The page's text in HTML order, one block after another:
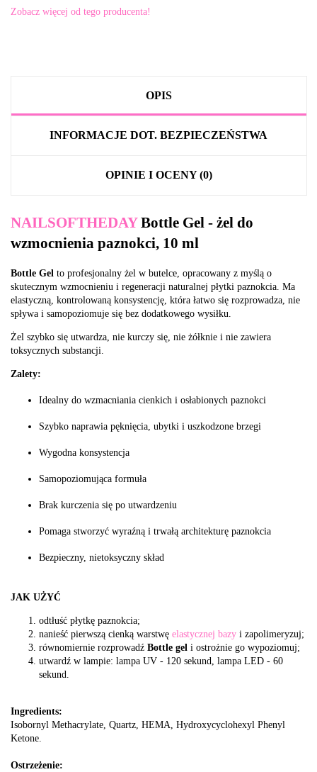
Zobacz więcej od tego producenta!
OPIS
INFORMACJE DOT. BEZPIECZEŃSTWA
OPINIE I OCENY (0)
NAILSOFTHEDAYBottle Gel - żel do
wzmocnienia paznokci, 10 ml
Bottle Gel to profesjonalny żel w butelce, opracowany z myślą o
skutecznym wzmocnieniu i regeneracji naturalnej płytki paznokcia. Ma
elastyczną, kontrolowaną konsystencję, która łatwo się rozprowadza, nie
spływa i samopoziomuje się bez dodatkowego wysiłku.
Żel szybko się utwardza, nie kurczy się, nie żółknie i nie zawiera
toksycznych substancji.
Zalety:
Idealny do wzmacniania cienkich i osłabionych paznokci
Szybko naprawia pęknięcia, ubytki i uszkodzone brzegi
Wygodna konsystencja
Samopoziomująca formuła
Brak kurczenia się po utwardzeniu
Pomaga stworzyć wyraźną i trwałą architekturę paznokcia
Bezpieczny, nietoksyczny skład
JAK UŻYĆ
odtłuść płytkę paznokcia;
nanieść pierwszą cienką warstwę elastycznej bazy i zapolimeryzuj;
równomiernie rozprowadź Bottle gel i ostrożnie go wypoziomuj;
utwardź w lampie: lampa UV - 120 sekund, lampa LED - 60
sekund.
Ingredients:
Isobornyl Methacrylate, Quartz, HEMA, Hydroxycyclohexyl Phenyl
Ketone.
Ostrzeżenie: